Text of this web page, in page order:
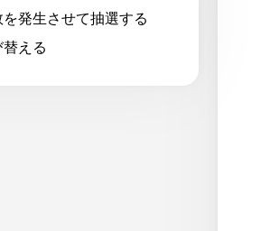
発生させて抽選する
える